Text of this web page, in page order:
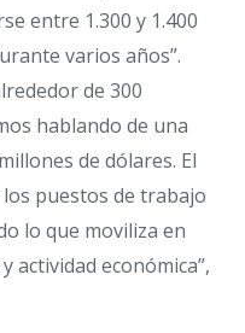
entre 1.300 y 1.400
varios años”.
de 300
hablando de una
de dólares. El
puestos de trabajo
lo que moviliza en
actividad económica”,